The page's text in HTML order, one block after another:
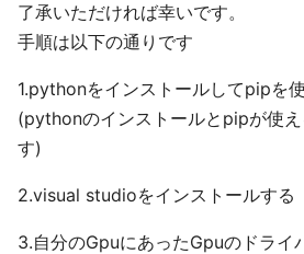
了承いただければ幸いです。
手順は以下の通りです
1.pythonをインストールしてpipを
(pythonのインストールとpipが使
す)
2.visual studioをインストールする
3.自分のGpuにあったGpuのドライ